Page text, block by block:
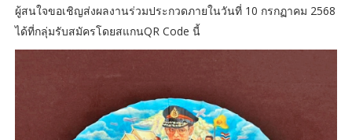
ผู้สนใจขอเชิญส่งผลงานร่วมประกวดภายในวันที่ 10 กรกฏาคม 2568
ได้ที่กลุ่มรับสมัครโดยสแกนQR Code นี้